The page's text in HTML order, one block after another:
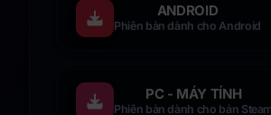
ANDROID
Phiên bản dành cho Android
PC - MÁY TÍNH
Phiên bản dành cho bản Steam